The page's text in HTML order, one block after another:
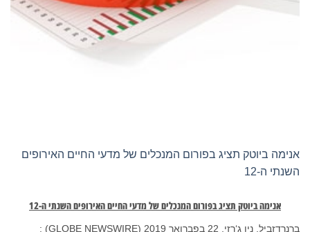
אנימה ביוטק תציג בפורום המנכלים של מדעי החיים האירופים
השנתי ה-12
אנימה ביוטק תציג בפורום המנכלים של מדעי החיים האירופים השנתי ה-12
ברנרדזביל, ניו ג‘רזי, 22 בפברואר 2019 (GLOBE NEWSWIRE) :